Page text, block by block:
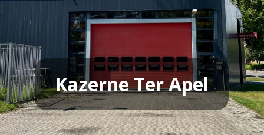
Kazerne Ter Apel